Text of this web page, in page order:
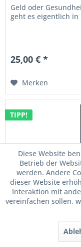
Geld oder
geht es eigentlich in
25,00 € *
Merken
TIPP!
Ein Leitfaden für
Diese Website
Betrieb der
werden. Andere
dieser Website
Interaktion mit
vereinfachen sollen,